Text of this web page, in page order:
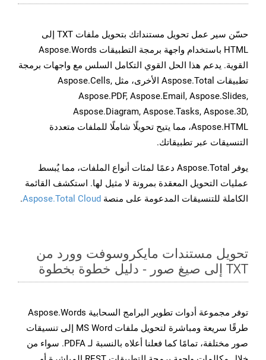
حسّن سير عمل تحويل مستنداتك بتحويل ملفات TXT إلى
HTML باستخدام واجهة برمجة التطبيقات Aspose.Words
القوية. يدعم هذا الحل القوي التكامل السلس مع واجهات برمجة
تطبيقات Aspose.Total الأخرى، مثل Aspose.Cells,
Aspose.PDF, Aspose.Email, Aspose.Slides,
Aspose.Diagram, Aspose.Tasks, Aspose.3D,
Aspose.HTML، مما يتيح تحويلًا شاملًا للملفات متعددة
التنسيقات عبر تطبيقاتك.
يوفر Aspose.Total دعمًا لمئات أنواع الملفات، مما يُبسط
عمليات التحويل المعقدة بمرونة لا مثيل لها. استكشف القائمة
الكاملة للتنسيقات المدعومة على منصة Aspose.Total Cloud
.
تحويل مستندات مايكروسوفت وورد من
TXT إلى صيغ صور - دليل خطوة بخطوة
توفر مجموعة أدوات تطوير البرامج السحابية Aspose.Words
طرقًا سريعة ومباشرة لتحويل ملفات MS Word إلى تنسيقات
صور مختلفة، تمامًا كما فعلنا أعلاه بالنسبة لـ PDFA. سواء من